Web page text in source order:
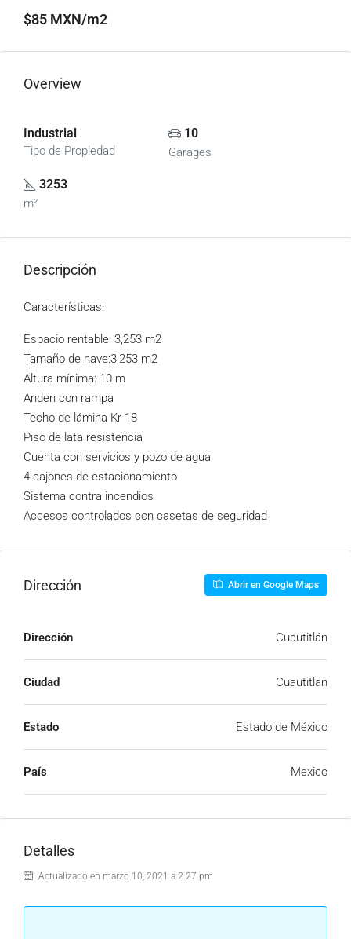
$85 MXN/m2
Overview
Industrial
Tipo de Propiedad
10
Garages
3253
m²
Descripción
Características:
Espacio rentable: 3,253 m2
Tamaño de nave:3,253 m2
Altura mínima: 10 m
Anden con rampa
Techo de lámina Kr-18
Piso de lata resistencia
Cuenta con servicios y pozo de agua
4 cajones de estacionamiento
Sistema contra incendios
Accesos controlados con casetas de seguridad
Dirección Abrir en Google Maps
Dirección Cuautitlán
Ciudad Cuautitlan
Estado Estado de México
País Mexico
Detalles
Actualizado en marzo 10, 2021 a 2:27 pm